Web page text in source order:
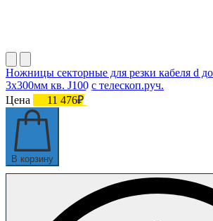
Ножницы секторные для резки кабеля d
3х300мм кв. J100 с телескоп.руч.
Цена
11 476₽
В корзину